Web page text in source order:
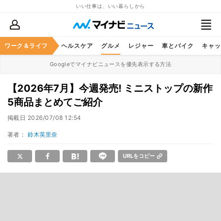
いい仕事は、いい暮らしから
ワーク＆ライフ
マネー 暮らし ヘルスケア グルメ レジャー 車とバイク キャ
Googleでマイナビニュースを優先表示する方法
【2026年7月】今週発売! ミニストップの新作
5商品まとめてご紹介
掲載日 2026/07/08 12:54
著者： 鈴木英里奈
URLをコピー